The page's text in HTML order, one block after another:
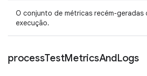
O conjunto de métricas recém-geradas
execução.
processTestMetricsAndLogs